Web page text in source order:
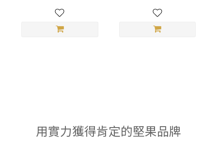
用實力獲得肯定的堅果品牌